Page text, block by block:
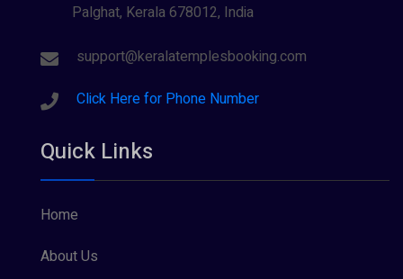
Palghat, Kerala 678012, India
support@keralatemplesbooking.com
Click Here for Phone Number
Quick Links
Home
About Us